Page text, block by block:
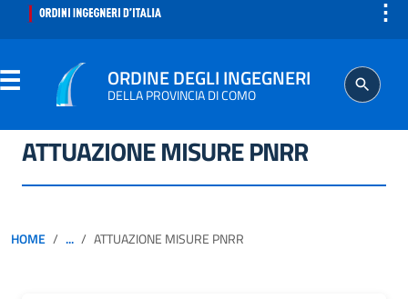
⋮
ORDINE DEGLI INGEGNERI
DELLA PROVINCIA DI COMO
ORDINE
ATTUAZIONE MISURE PNRR
HOME ... ATTUAZIONE MISURE PNRR